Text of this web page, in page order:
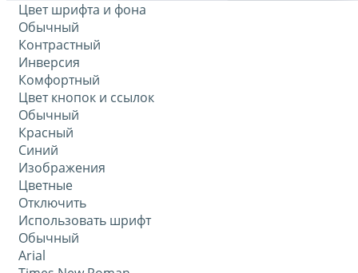
Цвет шрифта и фона
Обычный
Контрастный
Инверсия
Комфортный
Цвет кнопок и ссылок
Обычный
Красный
Синий
Изображения
Цветные
Отключить
Использовать шрифт
Обычный
Arial